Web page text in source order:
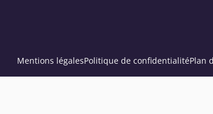
Mentions légalesPolitique de confidentialitéPlan